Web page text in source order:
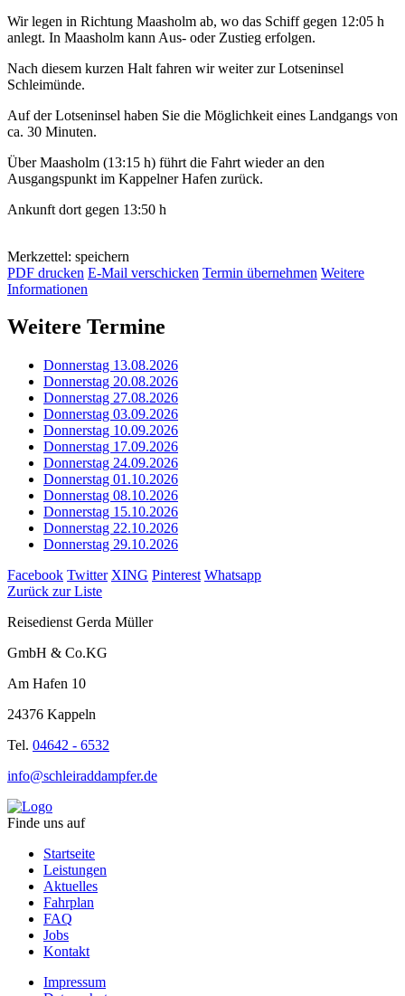
Wir legen in Richtung Maasholm ab, wo das Schiff gegen 12:05 h
anlegt. In Maasholm kann Aus- oder Zustieg erfolgen.
Nach diesem kurzen Halt fahren wir weiter zur Lotseninsel
Schleimünde.
Auf der Lotseninsel haben Sie die Möglichkeit eines Landgangs von
ca. 30 Minuten.
Über Maasholm (13:15 h) führt die Fahrt wieder an den
Ausgangspunkt im Kappelner Hafen zurück.
Ankunft dort gegen 13:50 h
Merkzettel: speichern
PDF drucken E-Mail verschicken Termin übernehmen Weitere
Informationen
Weitere Termine
Donnerstag 13.08.2026
Donnerstag 20.08.2026
Donnerstag 27.08.2026
Donnerstag 03.09.2026
Donnerstag 10.09.2026
Donnerstag 17.09.2026
Donnerstag 24.09.2026
Donnerstag 01.10.2026
Donnerstag 08.10.2026
Donnerstag 15.10.2026
Donnerstag 22.10.2026
Donnerstag 29.10.2026
Facebook Twitter XING Pinterest Whatsapp
Zurück zur Liste
Reisedienst Gerda Müller
GmbH & Co.KG
Am Hafen 10
24376 Kappeln
Tel. 04642 - 6532
info@schleiraddampfer.de
Finde uns auf
Startseite
Leistungen
Aktuelles
Fahrplan
FAQ
Jobs
Kontakt
Impressum